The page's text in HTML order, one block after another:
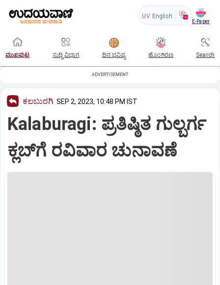
UV English
E-Paper
ಮುಖಪುಟ ಸುದ್ದಿ ವಿಭಾಗ ದಿನ ಭವಿಷ್ಯ ಹೊಂಗಿರಣ Search
ADVERTISEMENT
ಕಲಬುರಗಿ SEP 2, 2023, 10:48 PM IST
Kalaburagi: ಪ್ರತಿಷ್ಠಿತ ಗುಲ್ಬರ್ಗ
ಕ್ಲಬ್‌ಗೆ ರವಿವಾರ ಚುನಾವಣೆ